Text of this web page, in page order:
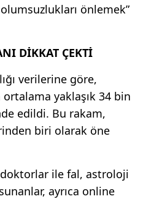
önlemek”
DİKKAT ÇEKTİ
verilerine göre,
ortalama yaklaşık 34 bin
edildi. Bu rakam,
biri olarak öne
doktorlar ile fal, astroloji
ayrıca online